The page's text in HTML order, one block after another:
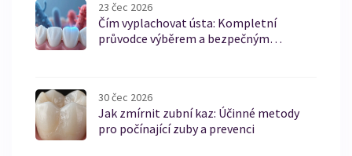
23 čec 2026
Čím vyplachovat ústa: Kompletní
průvodce výběrem a bezpečným
30 čec 2026
Jak zmírnit zubní kaz: Účinné metody
pro počínající zuby a prevenci